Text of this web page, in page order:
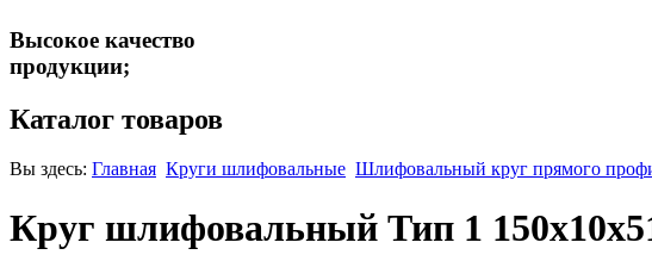
Высокое качество
продукции;
Каталог товаров
Вы здесь: Главная Круги шлифовальные Шлифовальный круг прямого
Круг шлифовальный Тип 1